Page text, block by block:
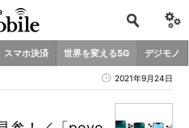
スマホ決済 世界を変える5G デジモノ
2021年9月24日